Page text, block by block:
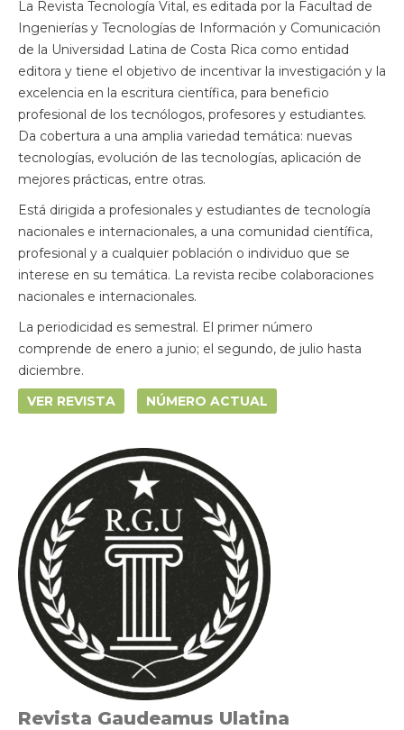
La Revista Tecnología Vital, es editada por la Facultad de
Ingenierías y Tecnologías de Información y Comunicación
de la Universidad Latina de Costa Rica como entidad
editora y tiene el objetivo de incentivar la investigación y la
excelencia en la escritura científica, para beneficio
profesional de los tecnólogos, profesores y estudiantes.
Da cobertura a una amplia variedad temática: nuevas
tecnologías, evolución de las tecnologías, aplicación de
mejores prácticas, entre otras.
Está dirigida a profesionales y estudiantes de tecnología
nacionales e internacionales, a una comunidad científica,
profesional y a cualquier población o individuo que se
interese en su temática. La revista recibe colaboraciones
nacionales e internacionales.
La periodicidad es semestral. El primer número
comprende de enero a junio; el segundo, de julio hasta
diciembre.
VER REVISTA
NÚMERO ACTUAL
Revista Gaudeamus Ulatina